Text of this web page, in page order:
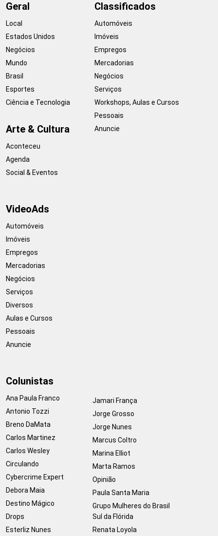
Geral
Local
Estados Unidos
Negócios
Mundo
Brasil
Esportes
Ciência e Tecnologia
Arte & Cultura
Aconteceu
Agenda
Social & Eventos
Classificados
Automóveis
Imóveis
Empregos
Mercadorias
Negócios
Serviços
Workshops, Aulas e Cursos
Pessoais
Anuncie
VideoAds
Automóveis
Imóveis
Empregos
Mercadorias
Negócios
Serviços
Diversos
Aulas e Cursos
Pessoais
Anuncie
Colunistas
Ana Paula Franco
Antonio Tozzi
Breno DaMata
Carlos Martinez
Carlos Wesley
Circulando
Cybercrime Expert
Debora Maia
Destino Mágico
Drops
Esterliz Nunes
Jamari França
Jorge Grosso
Jorge Nunes
Marcus Coltro
Marina Elliot
Marta Ramos
Opinião
Paula Santa Maria
Grupo Mulheres do Brasil
Sul da Flórida
Renata Loyola